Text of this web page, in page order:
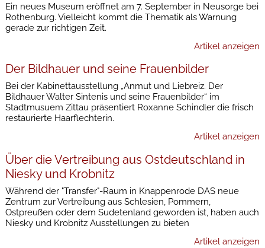
Ein neues Museum eröffnet am 7. September in Neusorge bei
Rothenburg. Vielleicht kommt die Thematik als Warnung
gerade zur richtigen Zeit.
Artikel anzeigen
Der Bildhauer und seine Frauenbilder
Bei der Kabinettausstellung „Anmut und Liebreiz. Der
Bildhauer Walter Sintenis und seine Frauenbilder“ im
Stadtmusuem Zittau präsentiert Roxanne Schindler die frisch
restaurierte Haarflechterin.
Artikel anzeigen
Über die Vertreibung aus Ostdeutschland in
Niesky und Krobnitz
Während der "Transfer"-Raum in Knappenrode DAS neue
Zentrum zur Vertreibung aus Schlesien, Pommern,
Ostpreußen oder dem Sudetenland geworden ist, haben auch
Niesky und Krobnitz Ausstellungen zu bieten
Artikel anzeigen